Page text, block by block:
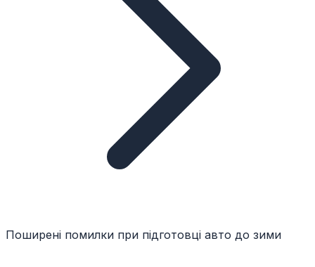
Поширені помилки при підготовці авто до зими